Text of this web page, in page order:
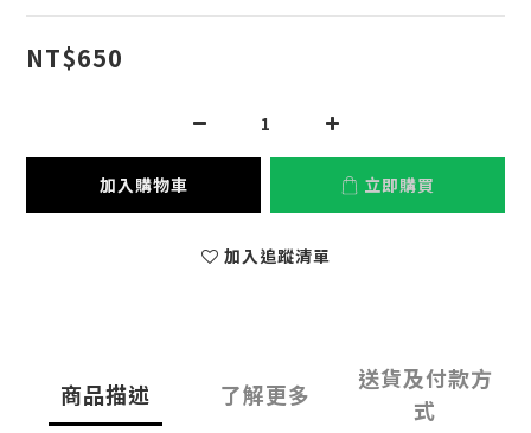
NT$650
加入購物車 立即購買
加入追蹤清單
商品描述 了解更多
送貨及付款方
式